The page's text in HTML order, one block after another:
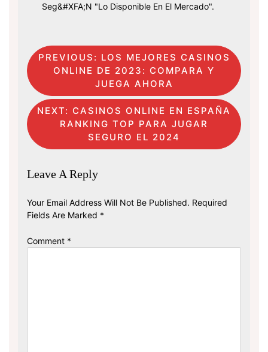
Seg&#xFA;n "lo Disponible En El Mercado".
Post
Navigation
PREVIOUS: LOS MEJORES CASINOS
ONLINE DE 2023: COMPARA Y
JUEGA AHORA
NEXT: CASINOS ONLINE EN ESPAÑA
RANKING TOP PARA JUGAR
SEGURO EL 2024
Leave A Reply
Your Email Address Will Not Be Published. Required
Fields Are Marked *
Comment *